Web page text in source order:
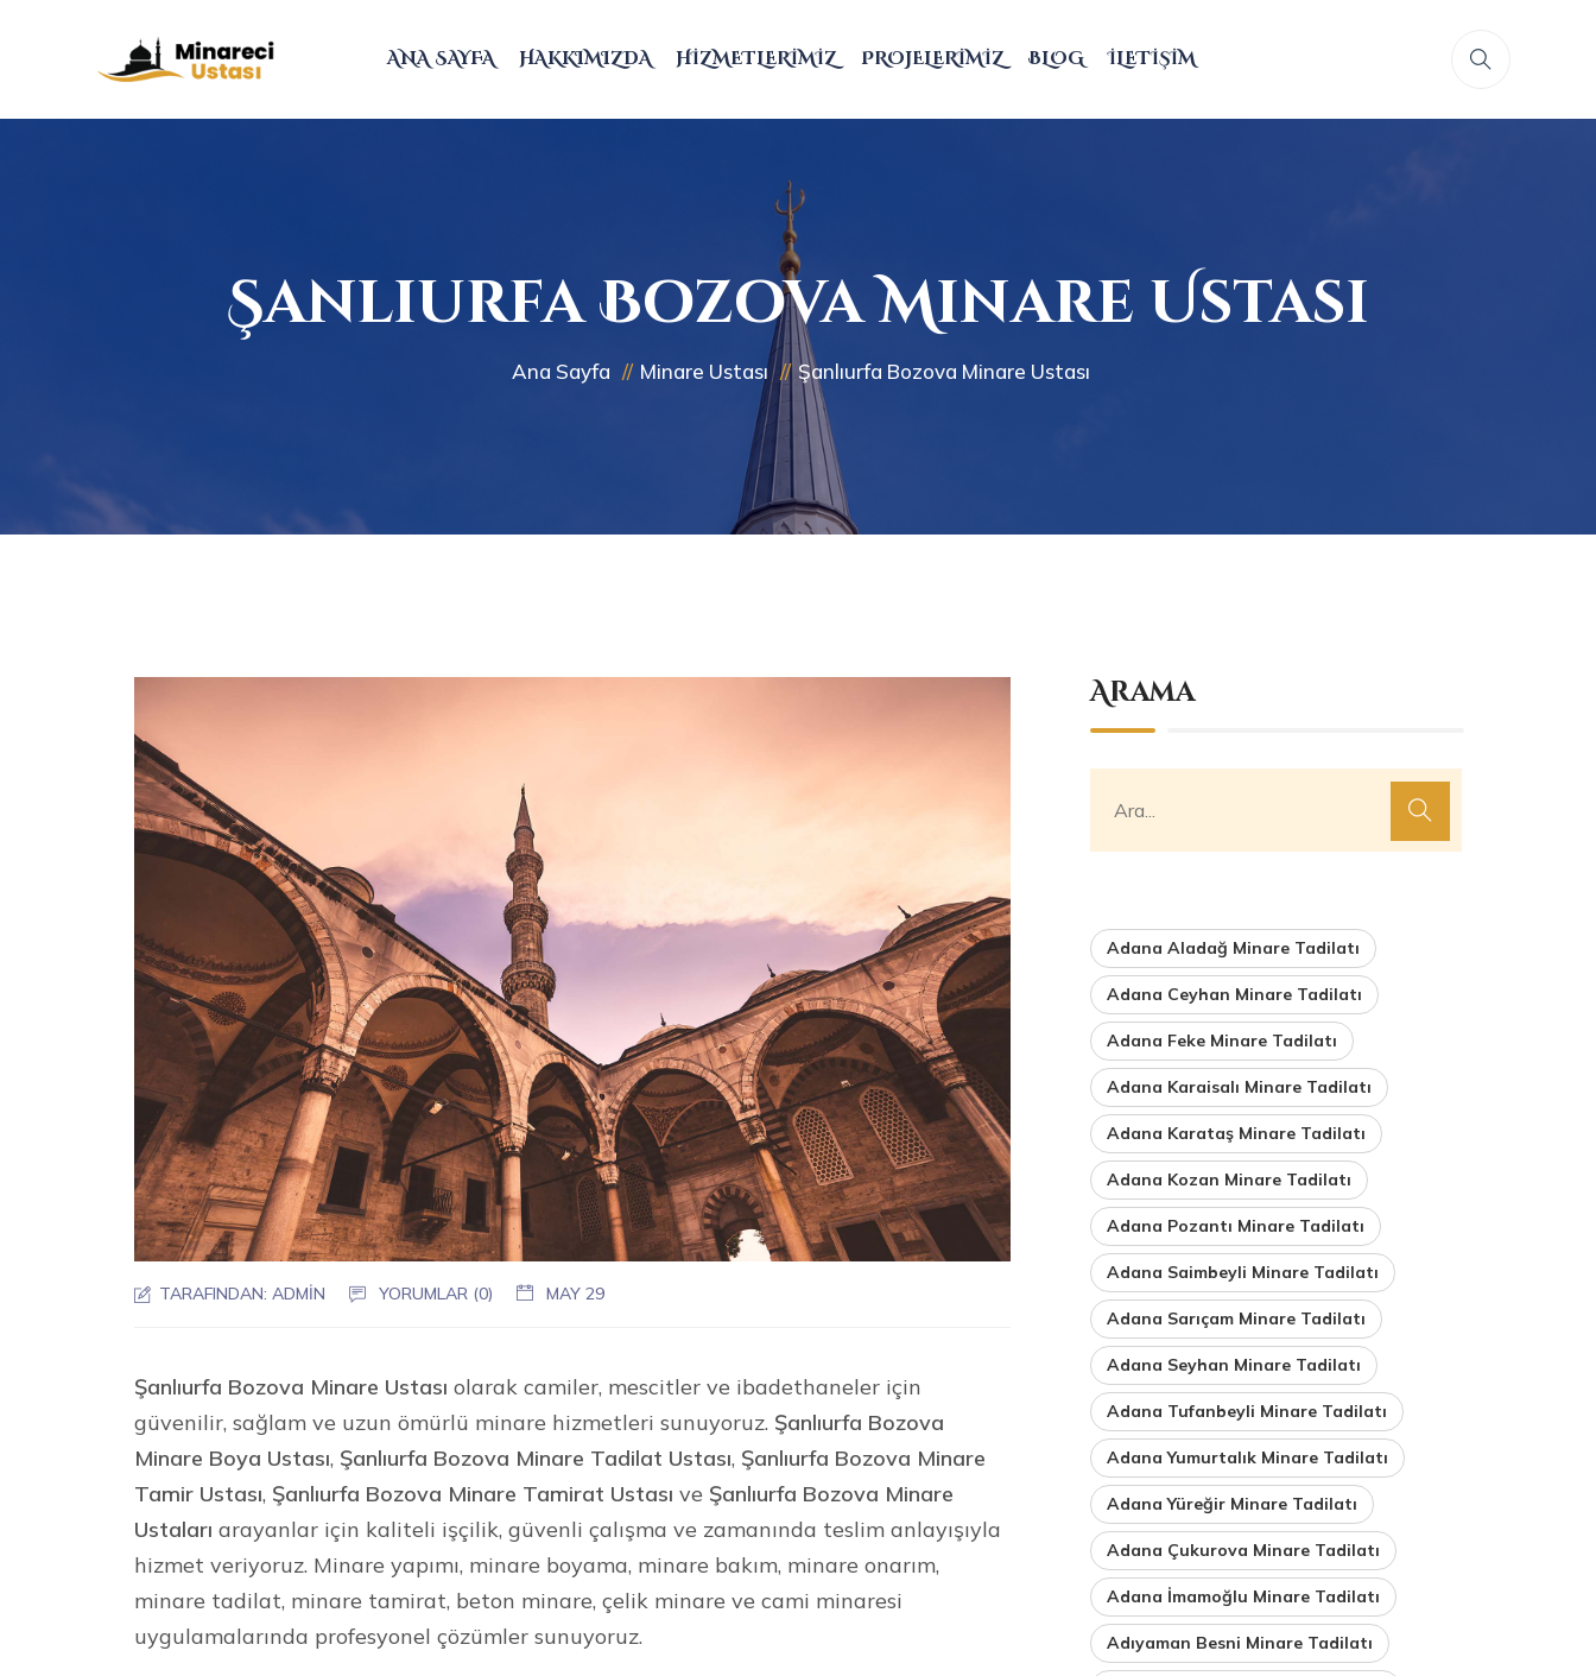
ANA SAYFA HAKKIMIZDA HIZMETLERIMIZ PROJELERIMIZ BLOG İLETIŞIM
Şanlıurfa Bozova Minare Ustası
Ana Sayfa Minare Ustası Şanlıurfa Bozova Minare Ustası
TARAFINDAN:ADMIN YORUMLAR (0) MAY 29
Şanlıurfa Bozova Minare Ustası olarak camiler, mescitler ve ibadethaneler için
güvenilir, sağlam ve uzun ömürlü minare hizmetleri sunuyoruz. Şanlıurfa Bozova
Minare Boya Ustası, Şanlıurfa Bozova Minare Tadilat Ustası, Şanlıurfa Bozova Minare
Tamir Ustası, Şanlıurfa Bozova Minare Tamirat Ustası ve Şanlıurfa Bozova Minare
Ustaları arayanlar için kaliteli işçilik, güvenli çalışma ve zamanında teslim anlayışıyla
hizmet veriyoruz. Minare yapımı, minare boyama, minare bakım, minare onarım,
minare tadilat, minare tamirat, beton minare, çelik minare ve cami minaresi
uygulamalarında profesyonel çözümler sunuyoruz.
Arama
Adana Aladağ Minare Tadilatı
Adana Ceyhan Minare Tadilatı
Adana Feke Minare Tadilatı
Adana Karaisalı Minare Tadilatı
Adana Karataş Minare Tadilatı
Adana Kozan Minare Tadilatı
Adana Pozantı Minare Tadilatı
Adana Saimbeyli Minare Tadilatı
Adana Sarıçam Minare Tadilatı
Adana Seyhan Minare Tadilatı
Adana Tufanbeyli Minare Tadilatı
Adana Yumurtalık Minare Tadilatı
Adana Yüreğir Minare Tadilatı
Adana Çukurova Minare Tadilatı
Adana İmamoğlu Minare Tadilatı
Adıyaman Besni Minare Tadilatı